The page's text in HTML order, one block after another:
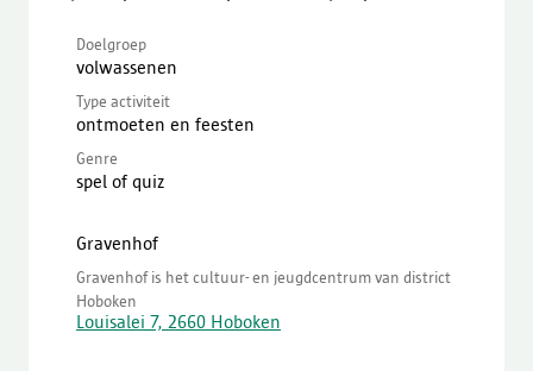
Doelgroep
volwassenen
Type activiteit
ontmoeten en feesten
Genre
spel of quiz
Gravenhof
Gravenhof is het cultuur- en jeugdcentrum van district
Hoboken
Louisalei 7, 2660 Hoboken